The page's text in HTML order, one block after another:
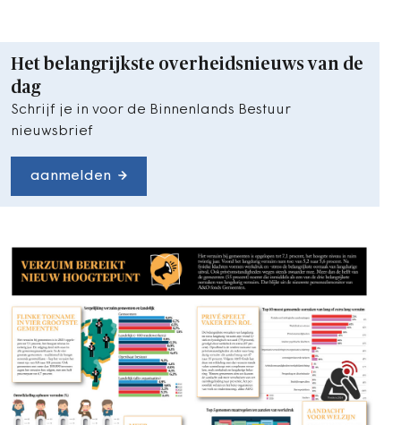
Het belangrijkste overheidsnieuws van de
dag
Schrijf je in voor de Binnenlands Bestuur
nieuwsbrief
aanmelden